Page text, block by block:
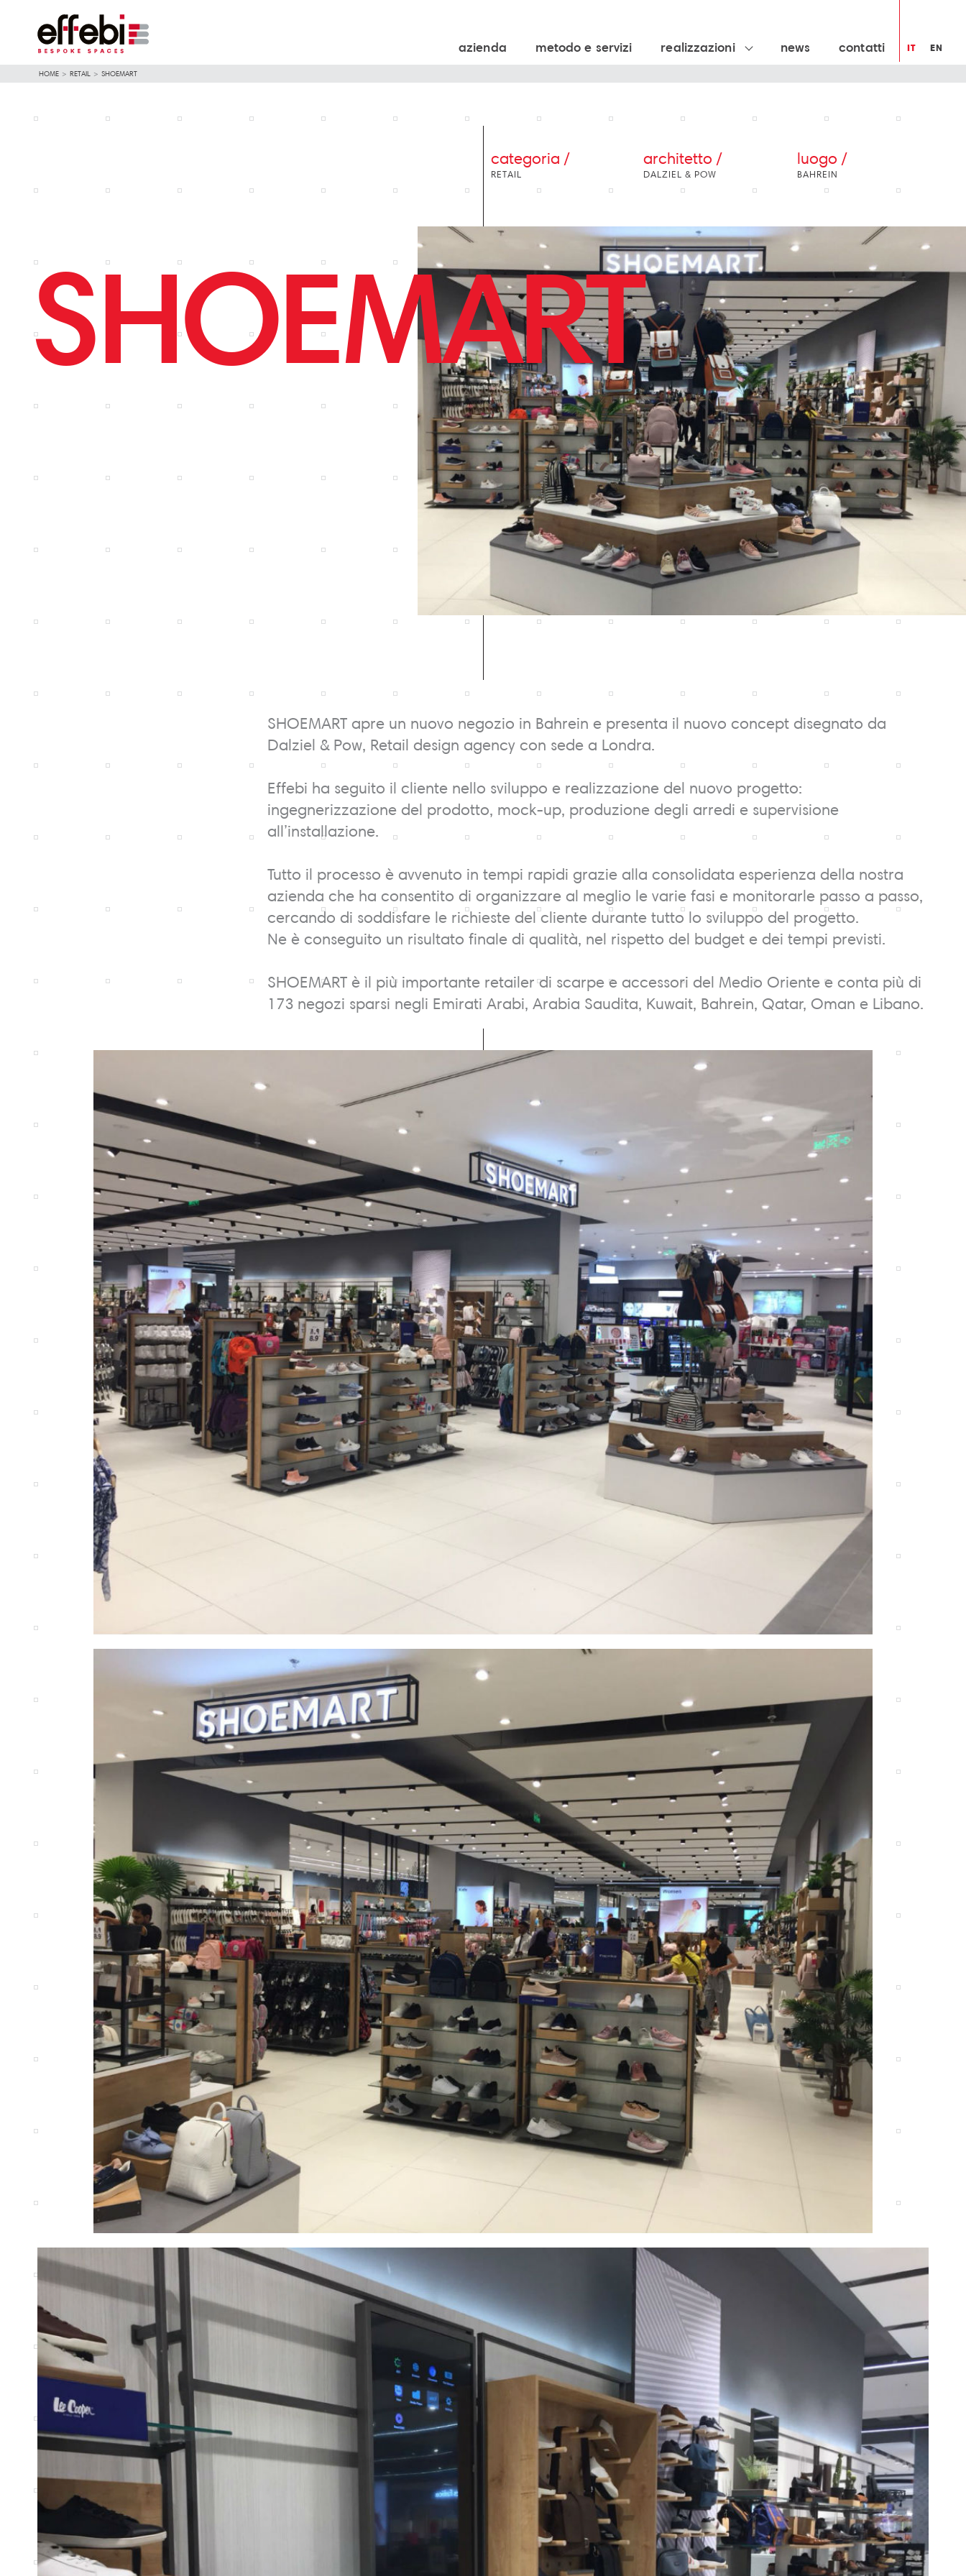
IT EN
azienda metodo e servizi realizzazioni news contatti
HOME > RETAIL > SHOEMART
categoria /
RETAIL
architetto /
DALZIEL & POW
luogo /
BAHREIN
SHOEMART
SHOEMART apre un nuovo negozio in Bahrein e presenta il nuovo concept disegnato da
Dalziel & Pow, Retail design agency con sede a Londra.
Effebi ha seguito il cliente nello sviluppo e realizzazione del nuovo progetto:
ingegnerizzazione del prodotto, mock-up, produzione degli arredi e supervisione
all’installazione.
Tutto il processo è avvenuto in tempi rapidi grazie alla consolidata esperienza della nostra
azienda che ha consentito di organizzare al meglio le varie fasi e monitorarle passo a passo,
cercando di soddisfare le richieste del cliente durante tutto lo sviluppo del progetto.
Ne è conseguito un risultato finale di qualità, nel rispetto del budget e dei tempi previsti.
SHOEMART è il più importante retailer di scarpe e accessori del Medio Oriente e conta più di
173 negozi sparsi negli Emirati Arabi, Arabia Saudita, Kuwait, Bahrein, Qatar, Oman e Libano.